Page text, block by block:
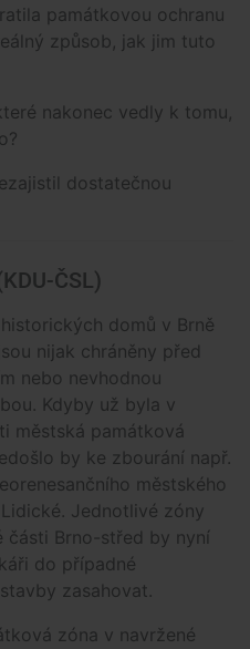
památkovou ochranu
způsob, jak jim tuto
nakonec vedly k tomu,
dostatečnou
ČSL)
domů v Brně
nijak chráněny před
nebo nevhodnou
Kdyby už byla v
městská památková
by ke zbourání např.
městského
Jednotlivé zóny
části Brno-střed by nyní
do případné
zasahovat.
zóna v navržené